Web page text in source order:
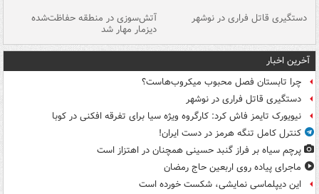
دستگیری قاتل فراری در نوشهر آتش‌سوزی در منطقه حفاظت‌شده
دیزمار مهار شد
آخرین اخبار
چرا تابستان فصل محبوب میکروب‌هاست؟
دستگیری قاتل فراری در نوشهر
نیویورک تایمز فاش کرد: کارگروه ویژه سیا برای تفرقه افکنی در کوبا
کنترل کامل تنگه هرمز در دست ایران!
پرچم سیاه بر فراز گنبد حسینی همچنان در اهتزاز است
ماجرای پیاده روی اربعین حاج رمضان
این دیپلماسی نمایشی، شکست خورده است